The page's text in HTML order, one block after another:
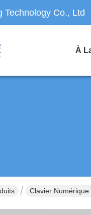
Technology Co., Ltd
À
Clavier